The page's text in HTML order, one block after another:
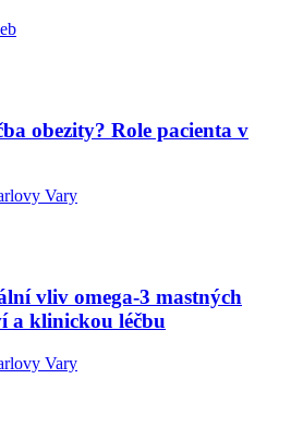
obezity? Role pacienta v
Vary
vliv omega-3 mastných
a klinickou léčbu
Vary